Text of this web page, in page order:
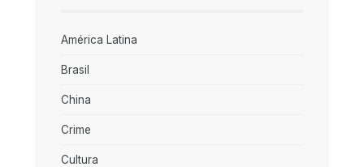
América Latina
Brasil
China
Crime
Cultura